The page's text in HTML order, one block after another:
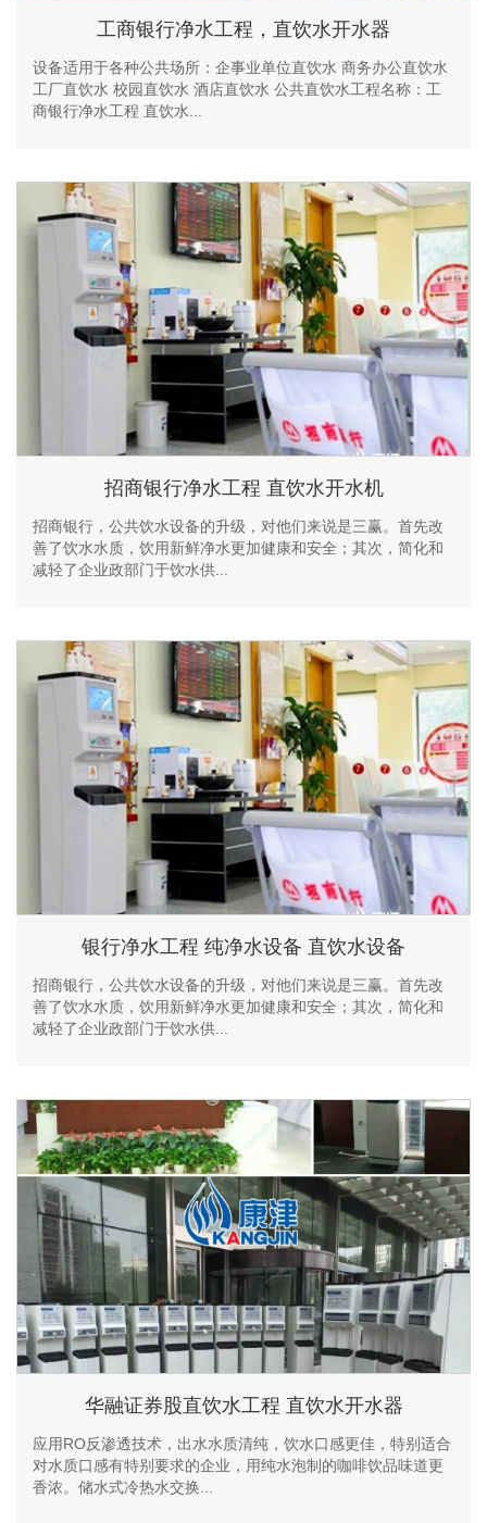
工商银行净水工程，直饮水开水器
设备适用于各种公共场所：企事业单位直饮水 商务办公直饮水
工厂直饮水 校园直饮水 酒店直饮水 公共直饮水工程名称：工
商银行净水工程 直饮水...
招商银行净水工程 直饮水开水机
招商银行，公共饮水设备的升级，对他们来说是三赢。首先改
善了饮水水质，饮用新鲜净水更加健康和安全；其次，简化和
减轻了企业政部门于饮水供...
银行净水工程 纯净水设备 直饮水设备
招商银行，公共饮水设备的升级，对他们来说是三赢。首先改
善了饮水水质，饮用新鲜净水更加健康和安全；其次，简化和
减轻了企业政部门于饮水供...
华融证券股直饮水工程 直饮水开水器
应用RO反渗透技术，出水水质清纯，饮水口感更佳，特别适合
对水质口感有特别要求的企业，用纯水泡制的咖啡饮品味道更
香浓。储水式冷热水交换...